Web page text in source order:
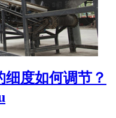
度如何调节？